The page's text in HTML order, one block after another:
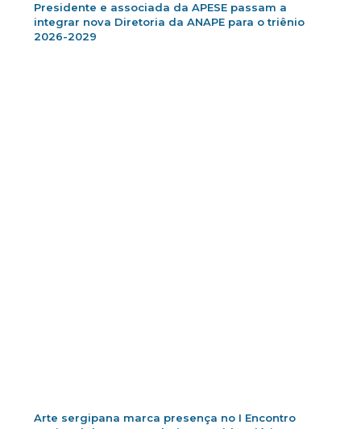
Presidente e associada da APESE passam a
integrar nova Diretoria da ANAPE para o triênio
2026-2029
Arte sergipana marca presença no I Encontro